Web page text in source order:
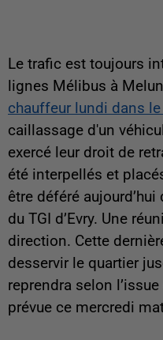
Le trafic est toujours
lignes Mélibus à Melun
chauffeur lundi dans
caillassage d'un
exercé leur droit de
été interpellés et
être déféré
du TGI d’Evry. Une
direction. Cette
desservir le quartier
reprendra selon
prévue ce mercredi